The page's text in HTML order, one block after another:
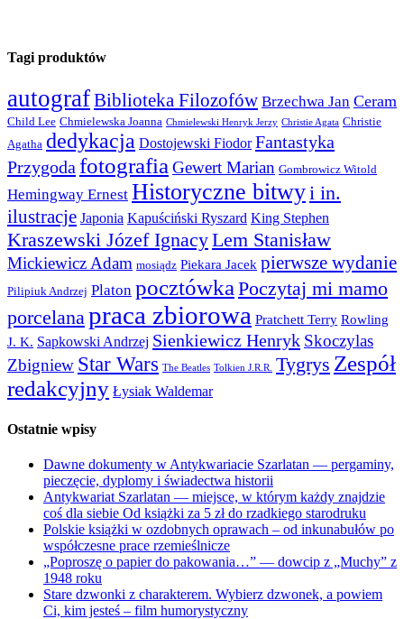
Tagi produktów
autografBiblioteka Filozofów Brzechwa Jan Ceram
Child Lee Chmielewska Joanna Chmielewski Henryk Jerzy Christie Agata Christie
Agatha dedykacja Dostojewski Fiodor Fantastyka
Przygodafotografia Gewert Marian Gombrowicz Witold
Hemingway Ernest Historyczne bitwyi in.
ilustracje Japonia Kapuściński Ryszard King Stephen
Kraszewski Józef IgnacyLem Stanisław
Mickiewicz Adam mosiądz Piekara Jacek pierwsze wydanie
Pilipiuk Andrzej Platon pocztówka Poczytaj mi mamo
porcelanapraca zbiorowa Pratchett Terry Rowling
J. K. Sapkowski Andrzej Sienkiewicz Henryk Skoczylas
Zbigniew Star Wars The Beatles Tolkien J.R.R. Tygrys Zespół
redakcyjny Łysiak Waldemar
Ostatnie wpisy
Dawne dokumenty w Antykwariacie Szarlatan — pergaminy,
pieczęcie, dyplomy i świadectwa historii
Antykwariat Szarlatan — miejsce, w którym każdy znajdzie
coś dla siebie Od książki za 5 zł do rzadkiego starodruku
Polskie książki w ozdobnych oprawach – od inkunabułów po
współczesne prace rzemieślnicze
„Poproszę o papier do pakowania…” — dowcip z „Muchy” z
1948 roku
Stare dzwonki z charakterem. Wybierz dzwonek, a powiem
Ci, kim jesteś – film humorystyczny